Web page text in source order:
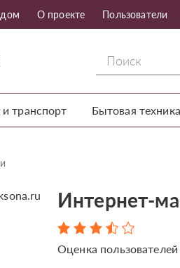
О проекте Пользователи
транспорт Бытовая техника
Интернет-
Оценка